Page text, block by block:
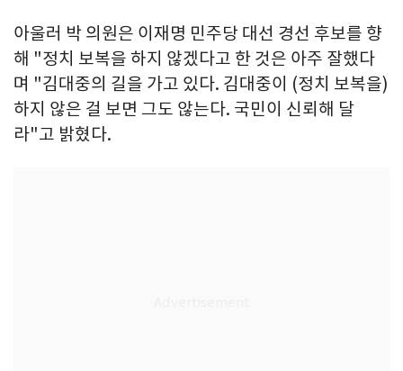
아울러 박 의원은 이재명 민주당 대선 경선 후보를 향
해 "정치 보복을 하지 않겠다고 한 것은 아주 잘했다
며 "김대중의 길을 가고 있다. 김대중이 (정치 보복을)
하지 않은 걸 보면 그도 않는다. 국민이 신뢰해 달
라"고 밝혔다.